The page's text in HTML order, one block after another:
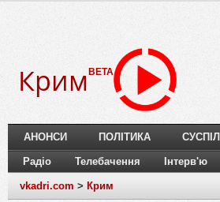
Крим BETA
АНОНСИ ПОЛІТИКА
Радіо Телебачення Інтерв'ю
vkadri.com > Крим